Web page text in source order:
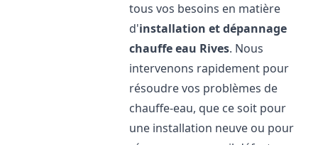
tous vos besoins en matière
d'installation et dépannage
chauffe eau Rives. Nous
intervenons rapidement pour
résoudre vos problèmes de
chauffe-eau, que ce soit pour
une installation neuve ou pour